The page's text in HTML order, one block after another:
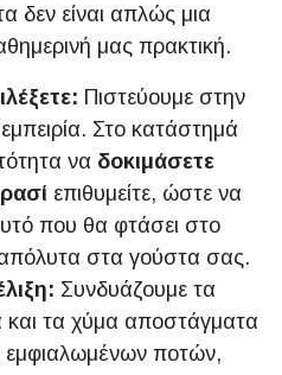
δεν είναι απλώς μια
μας πρακτική.
Πιστεύουμε στην
Στο κατάστημά
να δοκιμάσετε
επιθυμείτε, ώστε να
που θα φτάσει στο
απόλυτα στα γούστα σας.
Συνδυάζουμε τα
τα χύμα αποστάγματα
εμφιαλωμένων ποτών,